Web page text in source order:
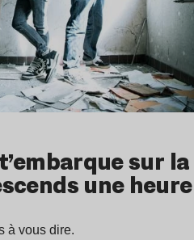
sur la
une heure
à vous dire.